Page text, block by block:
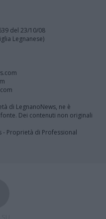
del 23/10/08
Legnanese)
di LegnanoNews, ne è
Dei contenuti non originali
- Proprietà di Professional